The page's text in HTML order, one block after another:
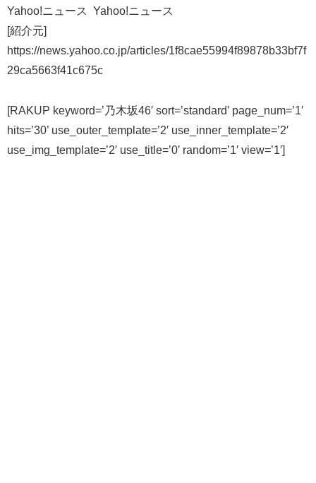
Yahoo!ニュース Yahoo!ニュース
[紹介元]
https://news.yahoo.co.jp/articles/1f8cae55994f89878b33bf7f
29ca5663f41c675c
[RAKUP keyword=’乃木坂46′ sort=’standard’ page_num=’1′
hits=’30’ use_outer_template=’2′ use_inner_template=’2′
use_img_template=’2′ use_title=’0′ random=’1′ view=’1′]